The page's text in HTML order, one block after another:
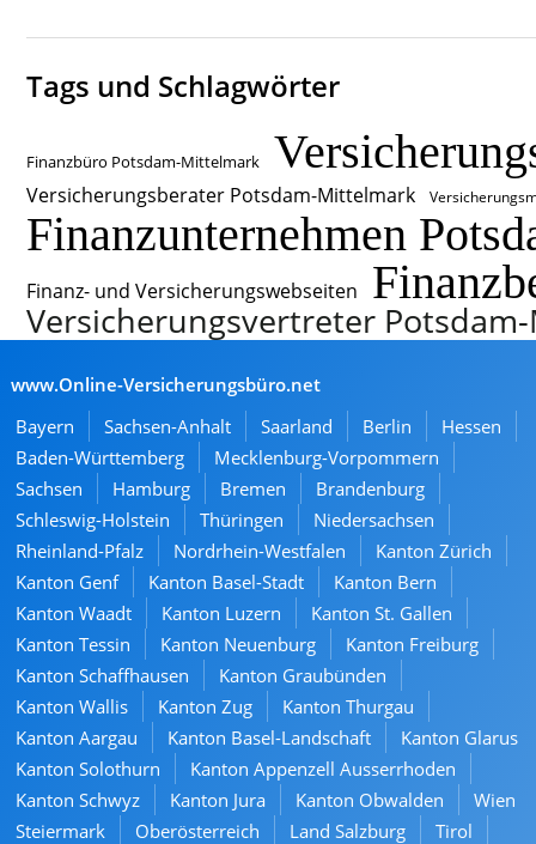
Tags und Schlagwörter
Finanzbüro Potsdam-Mittelmark
Versicherungsberater Potsdam-Mittelmark
Finanzunternehmen
Finanz- und Versicherungswebseiten
Versicherungsvertreter
www.Online-Versicherungsbüro.net
Bayern
Sachsen-Anhalt Saarland Berlin
Hessen
Baden-Württemberg
Mecklenburg-Vorpommern
Sachsen
Hamburg Bremen
Brandenburg
Schleswig-Holstein
Thüringen
Niedersachsen
Rheinland-Pfalz
Nordrhein-Westfalen
Kanton Zürich
Kanton Genf
Kanton Basel-Stadt
Kanton Bern
Kanton Waadt
Kanton Luzern
Kanton St. Gallen
Kanton Tessin
Kanton Neuenburg
Kanton Freiburg
Kanton Schaffhausen
Kanton Graubünden
Kanton Wallis
Kanton Zug
Kanton Thurgau
Kanton Aargau
Kanton Basel-Landschaft
Kanton Glarus
Kanton Solothurn
Kanton Appenzell Ausserrhoden
Kanton Schwyz
Kanton Jura Kanton Obwalden
Wien
Steiermark
Oberösterreich Land Salzburg
Tirol